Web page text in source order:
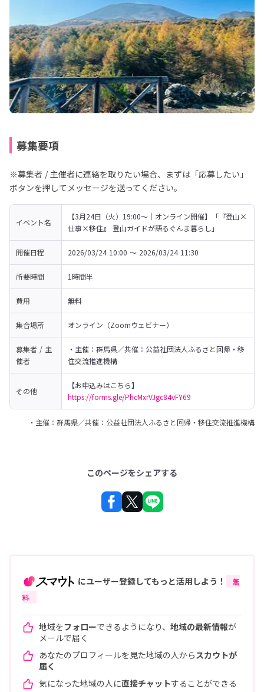
募集要項
※募集者 / 主催者に連絡を取りたい場合、まずは「応募したい」
ボタンを押してメッセージを送ってください。
イベント名
【3月24日（火）19:00～｜オンライン開催】「『登山×
仕事×移住』 登山ガイドが語るぐんま暮らし」
開催日程 2026/03/24 10:00 〜 2026/03/24 11:30
所要時間 1時間半
費用 無料
集合場所 オンライン（Zoomウェビナー）
募集者 / 主
催者
・主催：群馬県／共催：公益社団法人ふるさと回帰・移
住交流推進機構
その他
https://forms.gle/PhcMxrVJgc84vFY69
・主催：群馬県／共催：公益社団法人ふるさと回帰・移住交流推進機構
このページをシェアする
にユーザー登録してもっと活用しよう！
無
料
地域をフォローできるようになり、 地域の最新情報が
メールで届く
あなたのプロフィールを見た地域の人から スカウトが
届く
気になった地域の人に直接チャットすることができる